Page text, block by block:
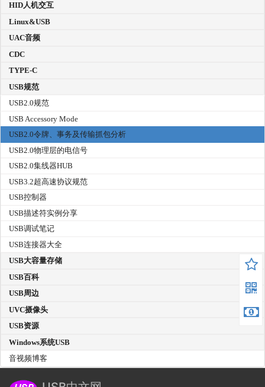
HID人机交互
Linux&USB
UAC音频
CDC
TYPE-C
USB规范
USB2.0规范
USB Accessory Mode
USB2.0令牌、事务及传输抓包分析
USB2.0物理层的电信号
USB2.0集线器HUB
USB3.2超高速协议规范
USB控制器
USB描述符实例分享
USB调试笔记
USB连接器大全
USB大容量存储
USB百科
USB周边
UVC摄像头
USB资源
Windows系统USB
音视频博客